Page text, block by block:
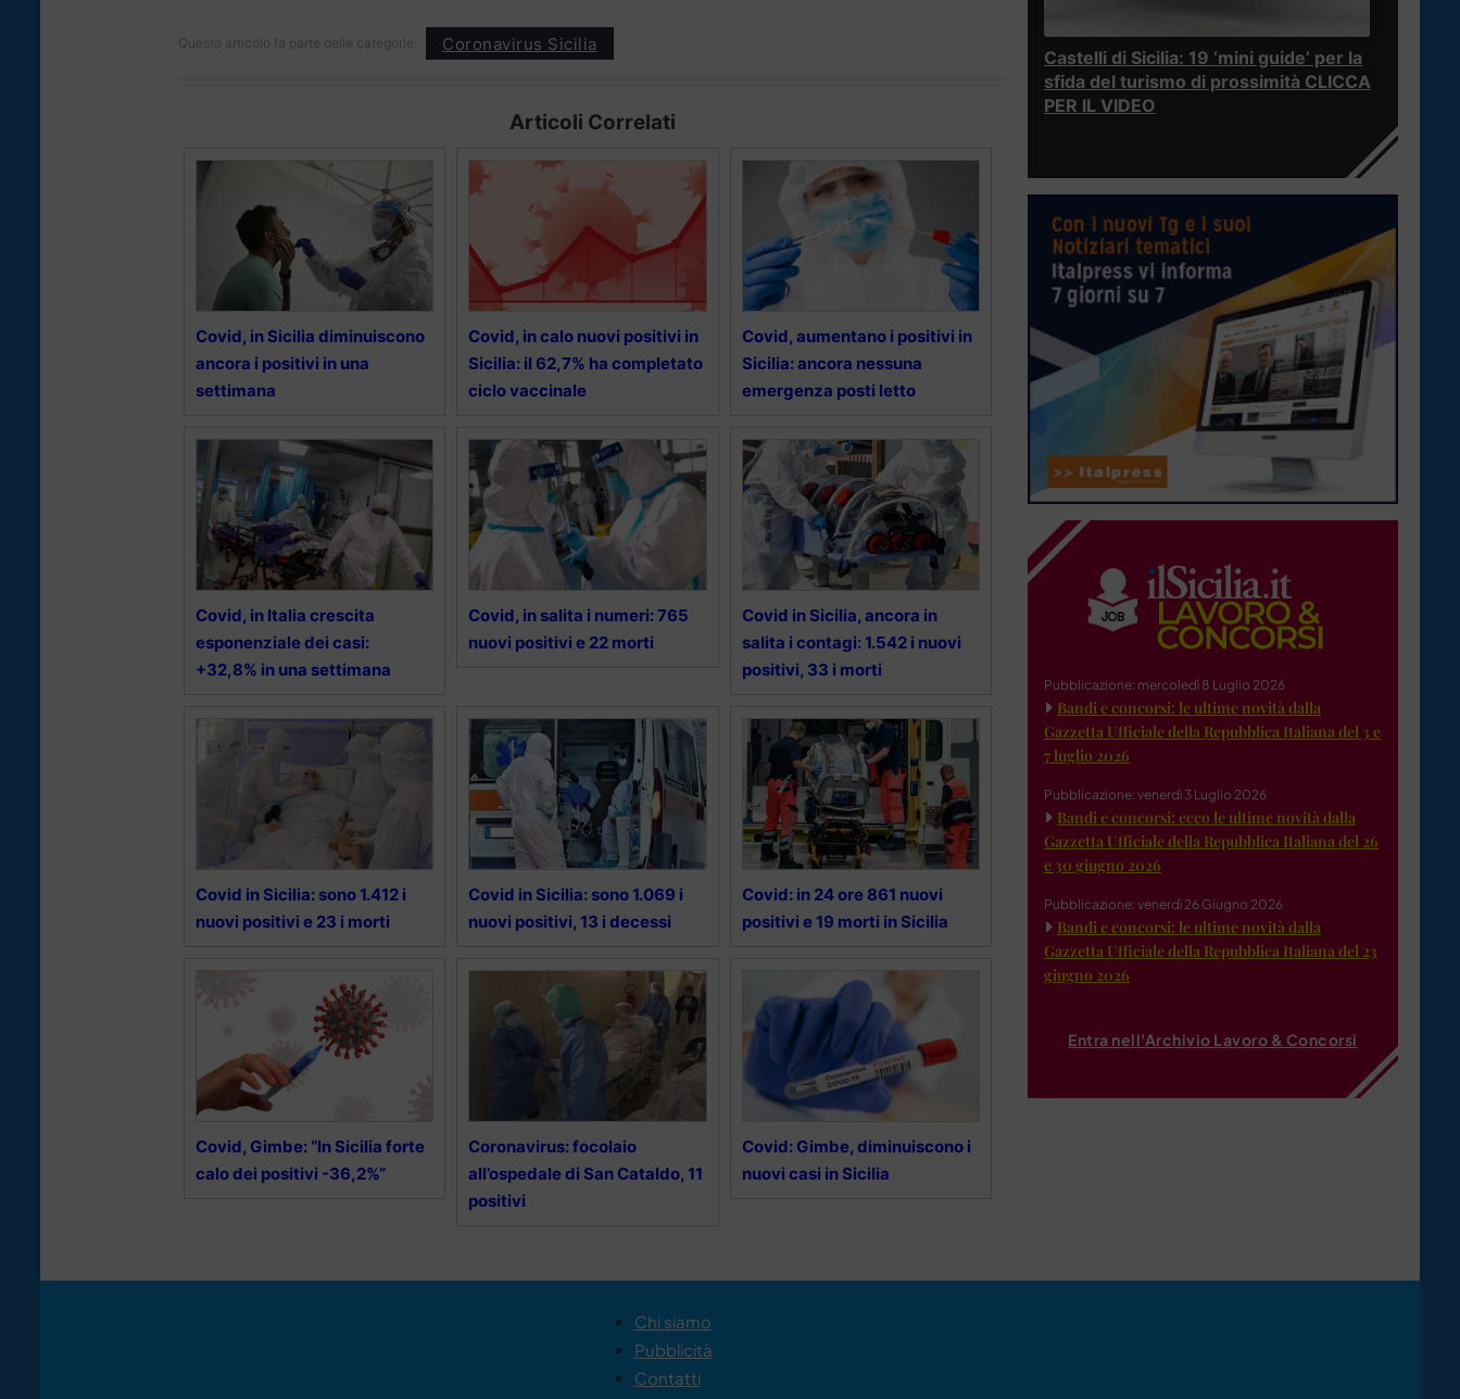
Questo articolo fa parte delle categorie: Coronavirus Sicilia
Articoli Correlati
Covid, in Sicilia diminuiscono
ancora i positivi in una
settimana
Covid, in calo nuovi positivi in
Sicilia: il 62,7% ha completato
ciclo vaccinale
Covid, aumentano i positivi in
Sicilia: ancora nessuna
emergenza posti letto
Covid, in Italia crescita
esponenziale dei casi:
+32,8% in una settimana
Covid, in salita i numeri: 765
nuovi positivi e 22 morti
Covid in Sicilia, ancora in
salita i contagi: 1.542 i nuovi
positivi, 33 i morti
Covid in Sicilia: sono 1.412 i
nuovi positivi e 23 i morti
Covid in Sicilia: sono 1.069 i
nuovi positivi, 13 i decessi
Covid: in 24 ore 861 nuovi
positivi e 19 morti in Sicilia
Covid, Gimbe: “In Sicilia forte
calo dei positivi -36,2%”
Coronavirus: focolaio
all’ospedale di San Cataldo, 11
positivi
Covid: Gimbe, diminuiscono i
nuovi casi in Sicilia
Castelli di Sicilia: 19 ‘mini guide’ per la
sfida del turismo di prossimità CLICCA
PER IL VIDEO
Pubblicazione: mercoledì 8 Luglio 2026
Bandi e concorsi: le ultime novità dalla
Gazzetta Ufficiale della Repubblica Italiana del 3 e
7 luglio 2026
Pubblicazione: venerdì 3 Luglio 2026
Bandi e concorsi: ecco le ultime novità dalla
Gazzetta Ufficiale della Repubblica Italiana del 26
e 30 giugno 2026
Pubblicazione: venerdì 26 Giugno 2026
Bandi e concorsi: le ultime novità dalla
Gazzetta Ufficiale della Repubblica Italiana del 23
giugno 2026
Entra nell'Archivio Lavoro & Concorsi
Chi siamo
Pubblicità
Contatti